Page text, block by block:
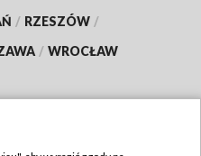
/ RZESZÓW /
/ WROCŁAW